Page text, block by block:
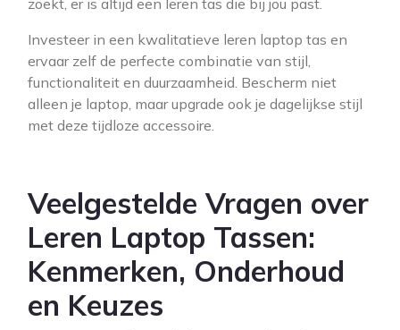
zoekt, er is altijd een leren tas die bij jou past.
Investeer in een kwalitatieve leren laptop tas en
ervaar zelf de perfecte combinatie van stijl,
functionaliteit en duurzaamheid. Bescherm niet
alleen je laptop, maar upgrade ook je dagelijkse stijl
met deze tijdloze accessoire.
Veelgestelde Vragen over
Leren Laptop Tassen:
Kenmerken, Onderhoud
en Keuzes